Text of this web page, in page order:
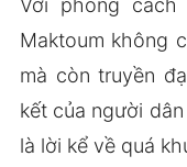
Với phong
Maktoum không
mà còn truyền
kết của người
là lời kể về quá